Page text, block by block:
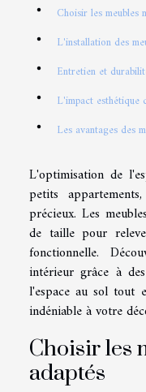
Choisir les meubles
L'installation des
Entretien et
L'impact esthétique
Les avantages des
L'optimisation de
petits
précieux. Les
de taille pour
fonctionnelle.
intérieur grâce à
l'espace au sol tout
indéniable à votre
Choisir les
adaptés